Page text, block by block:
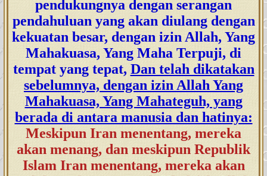
pendukungnya dengan serangan
pendahuluan yang akan diulang dengan
kekuatan besar, dengan izin Allah, Yang
Mahakuasa, Yang Maha Terpuji, di
tempat yang tepat, Dan telah dikatakan
sebelumnya, dengan izin Allah Yang
Mahakuasa, Yang Mahateguh, yang
berada di antara manusia dan hatinya:
Meskipun Iran menentang, mereka
akan menang, dan meskipun Republik
Islam Iran menentang, mereka akan